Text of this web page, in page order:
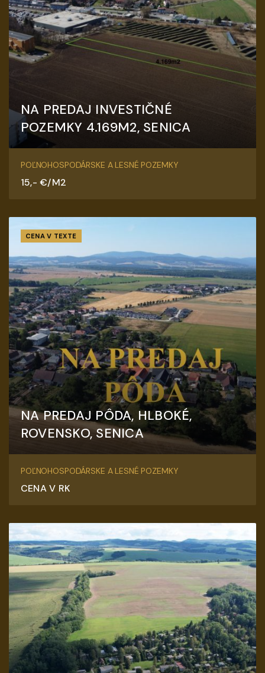
NA PREDAJ INVESTIČNÉ
POZEMKY 4.169M2, SENICA
Sotinská, Senica
POĽNOHOSPODÁRSKE A LESNÉ POZEMKY
15,- €/M2
CENA V TEXTE
NA PREDAJ PÔDA, HLBOKÉ,
ROVENSKO, SENICA
Senica
POĽNOHOSPODÁRSKE A LESNÉ POZEMKY
CENA V RK